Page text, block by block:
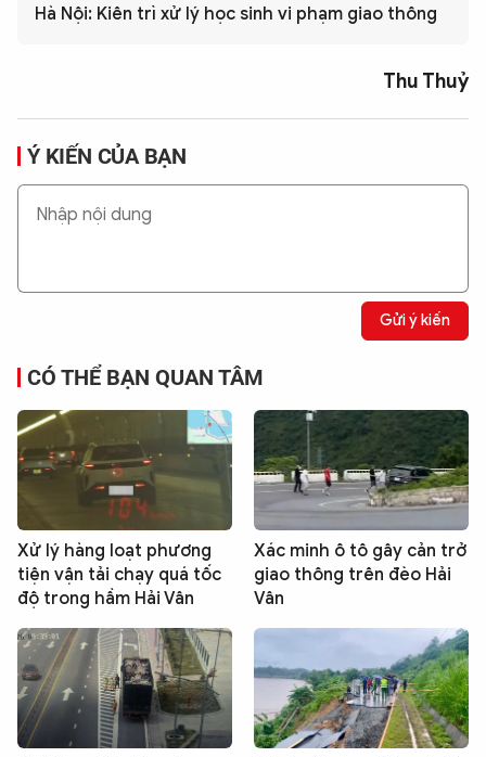
Hà Nội: Kiên trì xử lý học sinh vi phạm giao thông
Thu Thuỷ
Ý KIẾN CỦA BẠN
Gửi ý kiến
CÓ THỂ BẠN QUAN TÂM
Xử lý hàng loạt phương
tiện vận tải chạy quá tốc
độ trong hầm Hải Vân
Xác minh ô tô gây cản trở
giao thông trên đèo Hải
Vân